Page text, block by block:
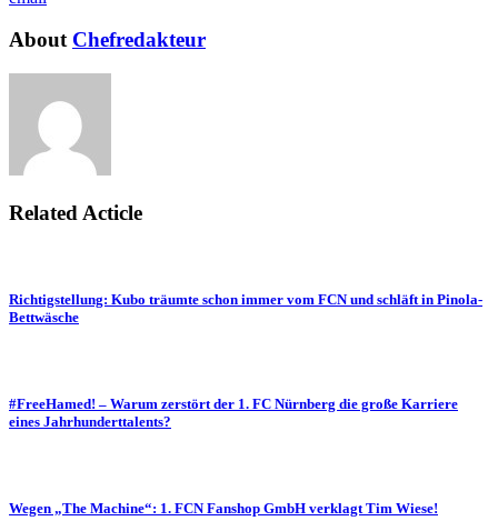
About Chefredakteur
Related Acticle
Richtigstellung: Kubo träumte schon immer vom FCN und schläft in Pinola-
Bettwäsche
#FreeHamed! – Warum zerstört der 1. FC Nürnberg die große Karriere
eines Jahrhunderttalents?
Wegen „The Machine“: 1. FCN Fanshop GmbH verklagt Tim Wiese!